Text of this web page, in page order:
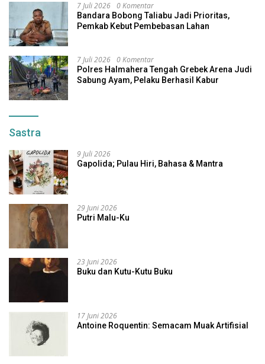
7 Juli 2026 0 Komentar
Bandara Bobong Taliabu Jadi Prioritas,
Pemkab Kebut Pembebasan Lahan
7 Juli 2026 0 Komentar
Polres Halmahera Tengah Grebek Arena Judi
Sabung Ayam, Pelaku Berhasil Kabur
Sastra
9 Juli 2026
Gapolida; Pulau Hiri, Bahasa & Mantra
29 Juni 2026
Putri Malu-Ku
23 Juni 2026
Buku dan Kutu-Kutu Buku
17 Juni 2026
Antoine Roquentin: Semacam Muak Artifisial